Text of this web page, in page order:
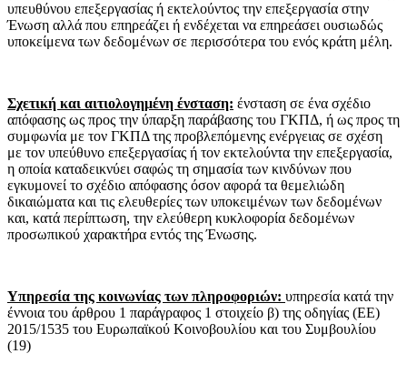
υπευθύνου επεξεργασίας ή εκτελούντος την επεξεργασία στην
Ένωση αλλά που επηρεάζει ή ενδέχεται να επηρεάσει ουσιωδώς
υποκείμενα των δεδομένων σε περισσότερα του ενός κράτη μέλη.
Σχετική και αιτιολογημένη ένσταση: ένσταση σε ένα σχέδιο
απόφασης ως προς την ύπαρξη παράβασης του ΓΚΠΔ, ή ως προς τη
συμφωνία με τον ΓΚΠΔ της προβλεπόμενης ενέργειας σε σχέση
με τον υπεύθυνο επεξεργασίας ή τον εκτελούντα την επεξεργασία,
η οποία καταδεικνύει σαφώς τη σημασία των κινδύνων που
εγκυμονεί το σχέδιο απόφασης όσον αφορά τα θεμελιώδη
δικαιώματα και τις ελευθερίες των υποκειμένων των δεδομένων
και, κατά περίπτωση, την ελεύθερη κυκλοφορία δεδομένων
προσωπικού χαρακτήρα εντός της Ένωσης.
Υπηρεσία της κοινωνίας των πληροφοριών: υπηρεσία κατά την
έννοια του άρθρου 1 παράγραφος 1 στοιχείο β) της οδηγίας (ΕΕ)
2015/1535 του Ευρωπαϊκού Κοινοβουλίου και του Συμβουλίου
(19)